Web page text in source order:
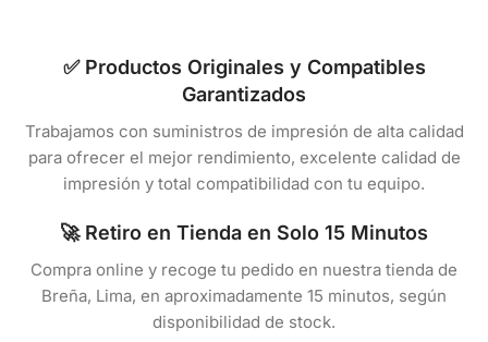
✅ Productos Originales y Compatibles
Garantizados
Trabajamos con suministros de impresión de alta calidad
para ofrecer el mejor rendimiento, excelente calidad de
impresión y total compatibilidad con tu equipo.
🚀 Retiro en Tienda en Solo 15 Minutos
Compra online y recoge tu pedido en nuestra tienda de
Breña, Lima, en aproximadamente 15 minutos, según
disponibilidad de stock.